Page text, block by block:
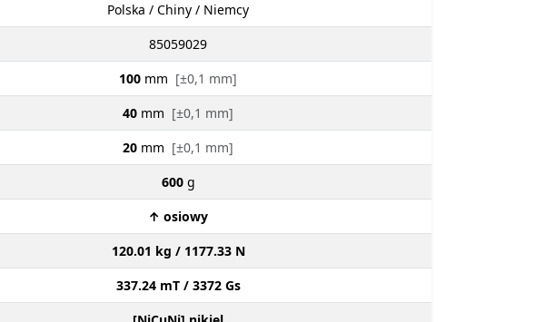
Polska / Chiny / Niemcy
85059029
100 mm [±0,1 mm]
40 mm [±0,1 mm]
20 mm [±0,1 mm]
600 g
↑ osiowy
120.01 kg / 1177.33 N
337.24 mT / 3372 Gs